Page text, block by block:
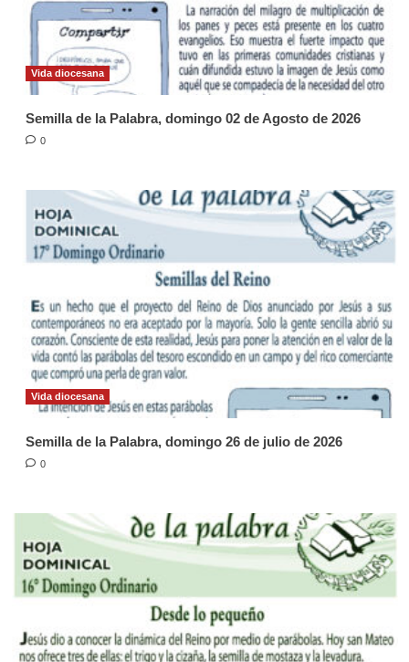
Vida diocesana
Semilla de la Palabra, domingo 02 de Agosto de 2026
0
Vida diocesana
Semilla de la Palabra, domingo 26 de julio de 2026
0